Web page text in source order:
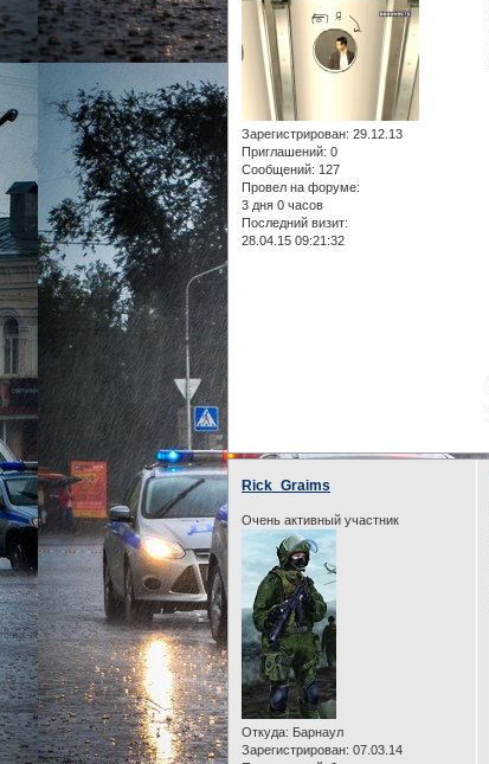
Зарегистрирован: 29.12.13
Приглашений: 0
Сообщений: 127
Провел на форуме:
3 дня 0 часов
Последний визит:
28.04.15 09:21:32
Rick_Graims
Очень активный участник
Откуда: Барнаул
Зарегистрирован: 07.03.14